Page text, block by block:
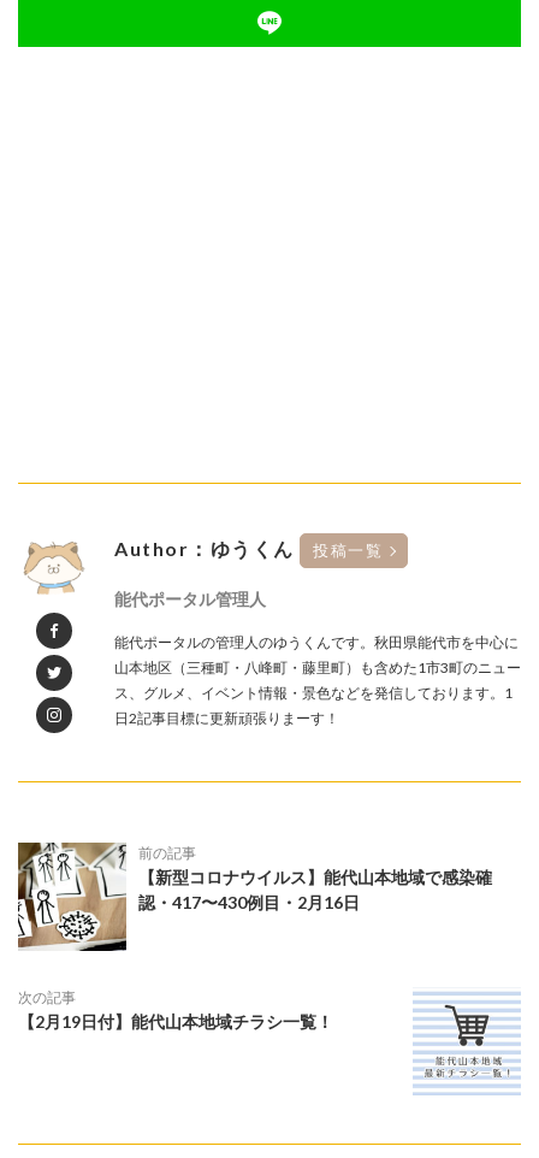
Author：ゆうくん 投稿一覧
能代ポータル管理人
能代ポータルの管理人のゆうくんです。秋田県能代市を中心に
山本地区（三種町・八峰町・藤里町）も含めた1市3町のニュー
ス、グルメ、イベント情報・景色などを発信しております。1
日2記事目標に更新頑張りまーす！
前の記事
【新型コロナウイルス】能代山本地域で感染確
認・417〜430例目・2月16日
次の記事
【2月19日付】能代山本地域チラシ一覧！